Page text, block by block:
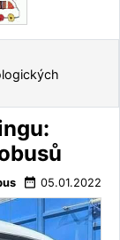
date_range 05.01.2022